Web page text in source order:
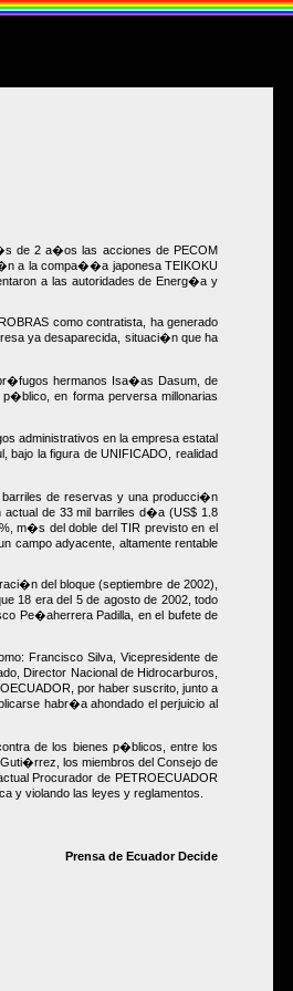
de 2 a�os las acciones de PECOM
a la compa��a japonesa TEIKOKU
a las autoridades de Energ�a y
como contratista, ha generado
ya desaparecida, situaci�n que ha
hermanos Isa�as Dasum, de
en forma perversa millonarias
administrativos en la empresa estatal
la figura de UNIFICADO, realidad
barriles de reservas y una producci�n
de 33 mil barriles d�a (US$ 1.8
m�s del doble del TIR previsto en el
campo adyacente, altamente rentable
del bloque (septiembre de 2002),
18 era del 5 de agosto de 2002, todo
Pe�aherrera Padilla, en el bufete de
Francisco Silva, Vicepresidente de
Director Nacional de Hidrocarburos,
por haber suscrito, junto a
habr�a ahondado el perjuicio al
de los bienes p�blicos, entre los
los miembros del Consejo de
Procurador de PETROECUADOR
y violando las leyes y reglamentos.
Prensa de Ecuador Decide